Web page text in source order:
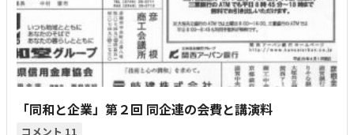
「同和と企業」第２回 同企連の会費と講演料
11